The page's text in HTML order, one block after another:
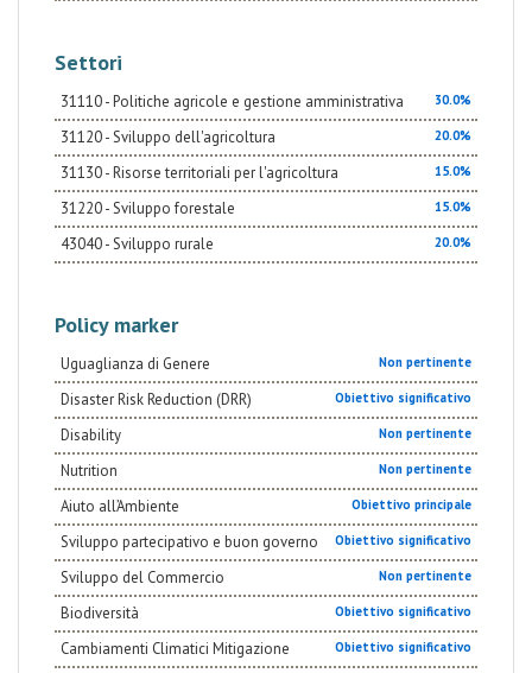
Settori
31110 - Politiche agricole e gestione amministrativa 30.0%
31120 - Sviluppo dell'agricoltura 20.0%
31130 - Risorse territoriali per l'agricoltura 15.0%
31220 - Sviluppo forestale 15.0%
43040 - Sviluppo rurale 20.0%
Policy marker
Uguaglianza di Genere Non pertinente
Disaster Risk Reduction (DRR) Obiettivo significativo
Disability Non pertinente
Nutrition Non pertinente
Aiuto all’Ambiente Obiettivo principale
Sviluppo partecipativo e buon governo Obiettivo significativo
Sviluppo del Commercio Non pertinente
Biodiversità Obiettivo significativo
Cambiamenti Climatici Mitigazione Obiettivo significativo